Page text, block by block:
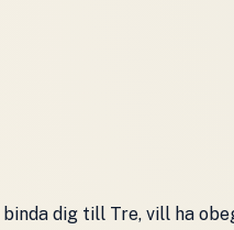
dig till Tre, vill ha